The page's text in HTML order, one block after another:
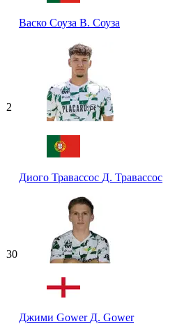
Васко Соуза В. Соуза
2
Диого Травассос Д. Травассос
30
Джими Gower Д. Gower